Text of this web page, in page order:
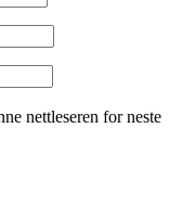
nettleseren for neste